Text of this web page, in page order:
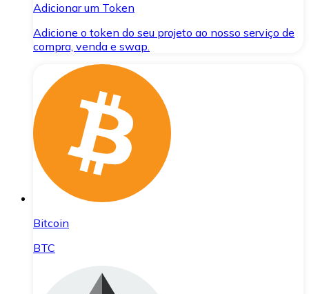
Adicionar um Token
Adicione o token do seu projeto ao nosso serviço de
compra, venda e swap.
Bitcoin
BTC